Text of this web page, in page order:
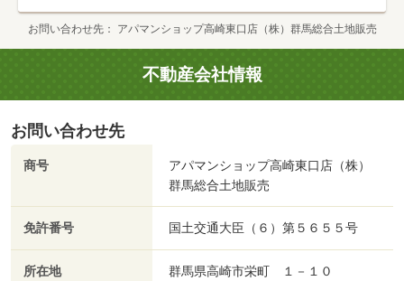
お問い合わせ先 アパマンショップ高崎東口店（株）群馬総合土地販売
不動産会社情報
お問い合わせ先
商号
アパマンショップ高崎東口店（株）
群馬総合土地販売
免許番号 国土交通大臣（６）第５６５５号
所在地 群馬県高崎市栄町 １－１０